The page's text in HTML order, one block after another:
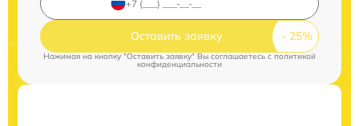
Оставить заявку
Нажимая на кнопку "Оставить заявку" Вы соглашаетесь cполитикой
конфиденциальности